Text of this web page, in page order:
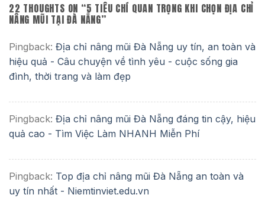
22 THOUGHTS ON “5 TIÊU CHÍ QUAN TRỌNG KHI CHỌN ĐỊA CHỈ
NÂNG MŨI TẠI ĐÀ NẴNG”
Pingback: Địa chỉ nâng mũi Đà Nẵng uy tín, an toàn và
hiệu quả - Câu chuyện về tình yêu - cuộc sống gia
đình, thời trang và làm đẹp
Pingback: Địa chỉ nâng mũi Đà Nẵng đáng tin cậy, hiệu
quả cao - Tìm Việc Làm NHANH Miễn Phí
Pingback: Top địa chỉ nâng mũi Đà Nẵng an toàn và
uy tín nhất - Niemtinviet.edu.vn